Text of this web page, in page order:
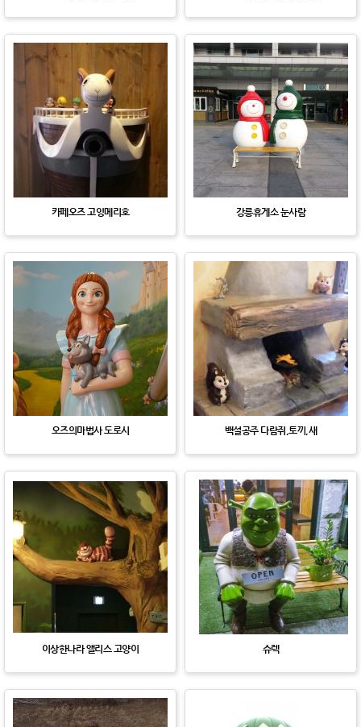
카페오즈 고잉메리호 강릉휴게소 눈사람
오즈의마법사 도로시 백설공주 다람쥐,토끼,새
이상한나라 앨리스 고양이 슈렉